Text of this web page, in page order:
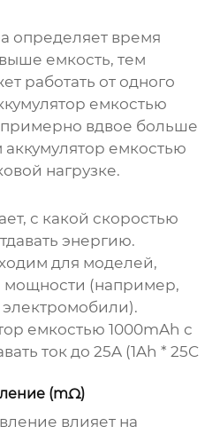
определяет время
емкость, тем
работать от одного
емкостью
вдвое больше
аккумулятор емкостью
нагрузке.
с какой скоростью
энергию.
для моделей,
(например,
емкостью 1000mAh с
ток до 25A (1Ah * 25C
(mΩ)
влияет на